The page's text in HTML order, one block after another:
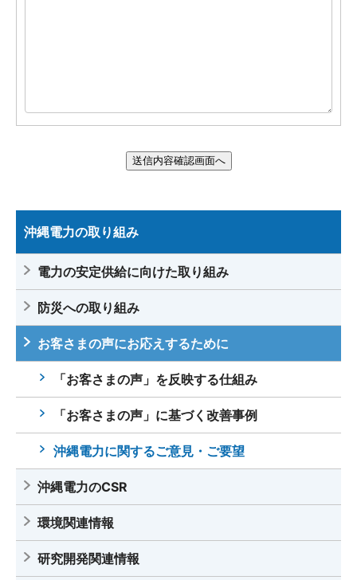
沖縄電力の取り組み
電力の安定供給に向けた取り組み
防災への取り組み
お客さまの声にお応えするために
「お客さまの声」を反映する仕組み
「お客さまの声」に基づく改善事例
沖縄電力に関するご意見・ご要望
沖縄電力のCSR
環境関連情報
研究開発関連情報